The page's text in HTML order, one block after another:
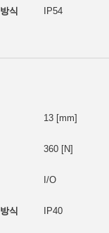
IP54
13 [mm]
360 [N]
I/O
IP40